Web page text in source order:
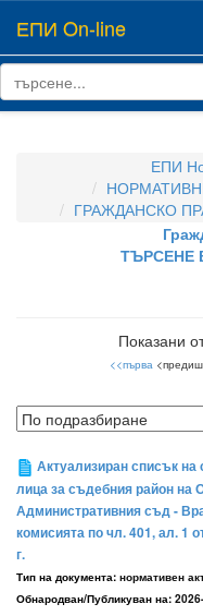
ЕПИ On-line
ЕПИ
ГРАЖДАНСКО
ТЪРСЕНЕ
Показани
<<първа
Актуализиран списък
лица за съдебния район на
Административния съд -
комисията по чл. 401, ал. 1
г.
Тип на документа: нормативен
Обнародван/Публикуван на: